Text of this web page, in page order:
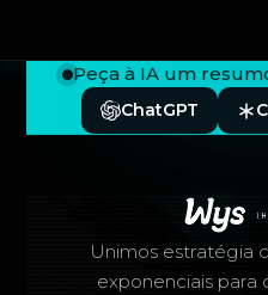
Peça à IA um
ChatGPT
Unimos estratégia
exponenciais para